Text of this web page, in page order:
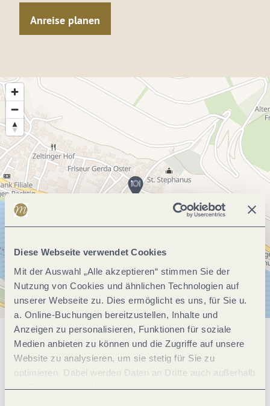
Diese Webseite verwendet Cookies
Mit der Auswahl „Alle akzeptieren“ stimmen Sie der
Nutzung von Cookies und ähnlichen Technologien auf
unserer Webseite zu. Dies ermöglicht es uns, für Sie u.
a. Online-Buchungen bereitzustellen, Inhalte und
Anzeigen zu personalisieren, Funktionen für soziale
Medien anbieten zu können und die Zugriffe auf unsere
Website zu analysieren, um sie stetig für Sie zu
optimieren. Dabei werden Daten an Dritte auch außerhalb
der Europäischen Union weitergegeben und dort
Anreise planen
Allgemeine Informationen